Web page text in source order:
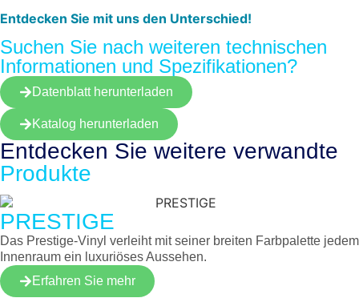
Entdecken Sie mit uns den Unterschied!
Suchen Sie nach weiteren technischen
Informationen und Spezifikationen?
Datenblatt herunterladen
Katalog herunterladen
Entdecken Sie weitere verwandte
Produkte
PRESTIGE
Das Prestige-Vinyl verleiht mit seiner breiten Farbpalette jedem
Innenraum ein luxuriöses Aussehen.
Erfahren Sie mehr